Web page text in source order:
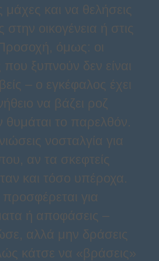
μάχες και να θελήσεις
στην οικογένεια ή στις
όμως: οι
ξυπνούν δεν είναι
– ο εγκέφαλος έχει
να βάζει ροζ
θυμάται το παρελθόν.
νοσταλγία για
αν τα σκεφτείς
και τόσο υπέροχα.
για
ή αποφάσεις –
αλλά μην δράσεις
κάτσε να «βράσεις»